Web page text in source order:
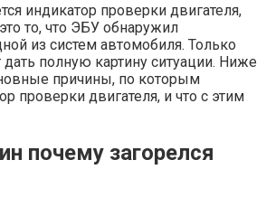
индикатор проверки двигателя,
то, что ЭБУ обнаружил
из систем автомобиля. Только
полную картину ситуации. Ниже
причины, по которым
проверки двигателя, и что с этим
почему загорелся